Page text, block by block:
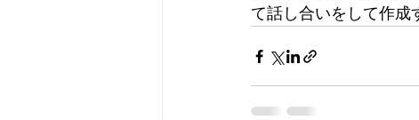
て話し合いをして作成